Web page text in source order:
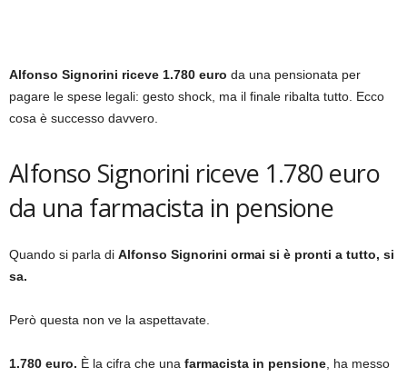
Alfonso Signorini riceve 1.780 euro da una pensionata per
pagare le spese legali: gesto shock, ma il finale ribalta tutto. Ecco
cosa è successo davvero.
Alfonso Signorini riceve 1.780 euro
da una farmacista in pensione
Quando si parla di Alfonso Signorini ormai si è pronti a tutto, si
sa.
Però questa non ve la aspettavate.
1.780 euro. È la cifra che una farmacista in pensione , ha messo